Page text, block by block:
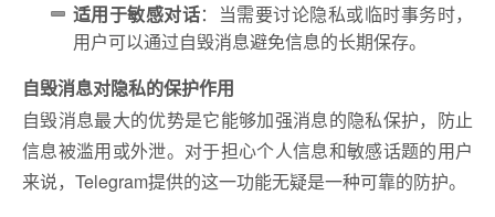
适用于敏感对话：当需要讨论隐私或临时事务时，
用户可以通过自毁消息避免信息的长期保存。
自毁消息对隐私的保护作用
自毁消息最大的优势是它能够加强消息的隐私保护，防止
信息被滥用或外泄。对于担心个人信息和敏感话题的用户
来说，Telegram提供的这一功能无疑是一种可靠的防护。